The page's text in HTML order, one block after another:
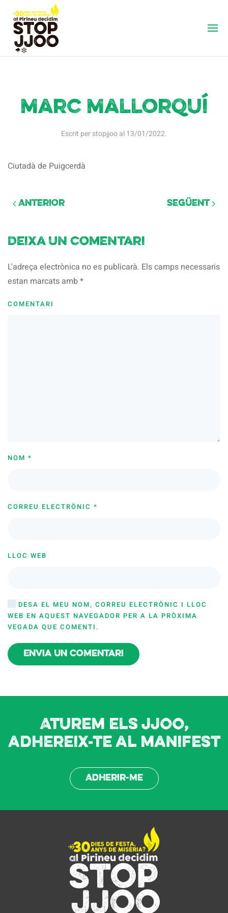
Marc Mallorquí
Escrit perstopjjooal13/01/2022.
Ciutadà de Puigcerdà
Anterior Següent
Deixa un comentari
L'adreça electrònica no es publicarà. Els camps necessaris
estan marcats amb*
COMENTARI
NOM *
CORREU ELECTRÒNIC *
LLOC WEB
DESA EL MEU NOM, CORREU ELECTRÒNIC I LLOC
WEB EN AQUEST NAVEGADOR PER A LA PRÒXIMA
VEGADA QUE COMENTI.
Envia un comentari
Aturem els JJOO,
adhereix-te al manifest
Adherir-me